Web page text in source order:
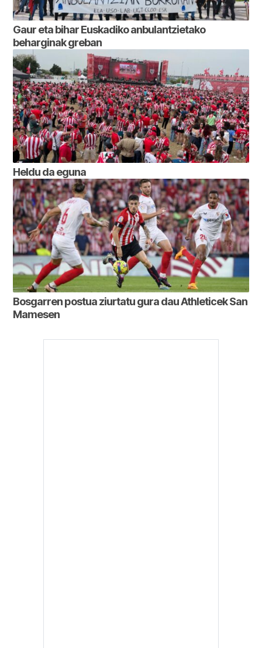
Gaur eta bihar Euskadiko anbulantzietako
beharginak greban
Heldu da eguna
Bosgarren postua ziurtatu gura dau Athleticek San
Mamesen